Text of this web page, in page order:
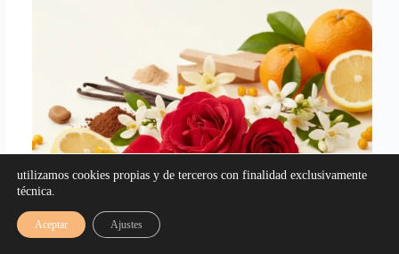
utilizamos cookies propias y de terceros con finalidad exclusivamente
técnica.
Aceptar Ajustes